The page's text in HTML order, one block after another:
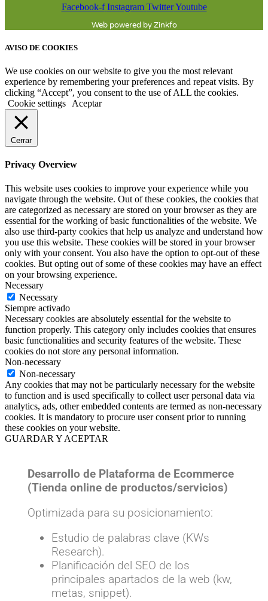
Facebook-f Instagram Twitter Youtube
Web powered by Zinkfo
AVISO DE COOKIES
We use cookies on our website to give you the most relevant
experience by remembering your preferences and repeat visits. By
clicking “Accept”, you consent to the use of ALL the cookies.
Cookie settings
Aceptar
Cerrar
Privacy Overview
This website uses cookies to improve your experience while you
navigate through the website. Out of these cookies, the cookies that
are categorized as necessary are stored on your browser as they are
essential for the working of basic functionalities of the website. We
also use third-party cookies that help us analyze and understand how
you use this website. These cookies will be stored in your browser
only with your consent. You also have the option to opt-out of these
cookies. But opting out of some of these cookies may have an effect
on your browsing experience.
Necessary
Necessary
Siempre activado
Necessary cookies are absolutely essential for the website to
function properly. This category only includes cookies that ensures
basic functionalities and security features of the website. These
cookies do not store any personal information.
Non-necessary
Non-necessary
Any cookies that may not be particularly necessary for the website
to function and is used specifically to collect user personal data via
analytics, ads, other embedded contents are termed as non-necessary
cookies. It is mandatory to procure user consent prior to running
these cookies on your website.
GUARDAR Y ACEPTAR
Desarrollo de Plataforma de Ecommerce
(Tienda online de productos/servicios)
Optimizada para su posicionamiento:
Estudio de palabras clave (KWs
Research).
Planificación del SEO de los
principales apartados de la web (kw,
metas, snippet).